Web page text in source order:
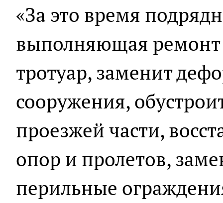
«За это время
выполняющая ремонт
тротуар, заменит
сооружения,
проезжей части,
опор и пролетов,
перильные